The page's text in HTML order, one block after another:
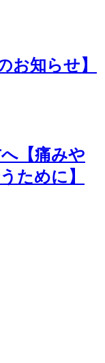
お知らせ】
【痛みや
ために】